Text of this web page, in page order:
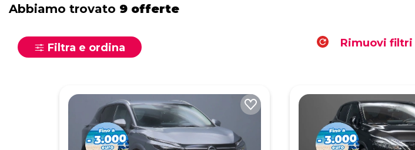
Abbiamo trovato 9 offerte
Filtra e ordina Rimuovi filtri